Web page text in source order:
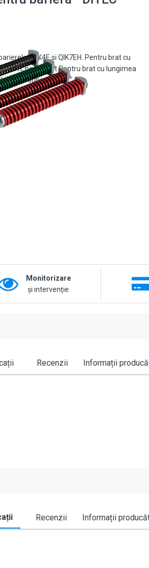
QIK4E si QIK7EH. Pentru brat cu
mm, neechipat Pentru brat cu lungimea
cu suport mobil "
Monitorizare
și intervenție
Recenzii Informații
Recenzii Informații